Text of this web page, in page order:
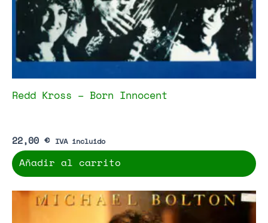
Redd Kross – Born Innocent
22,00 € IVA incluido
Añadir al carrito